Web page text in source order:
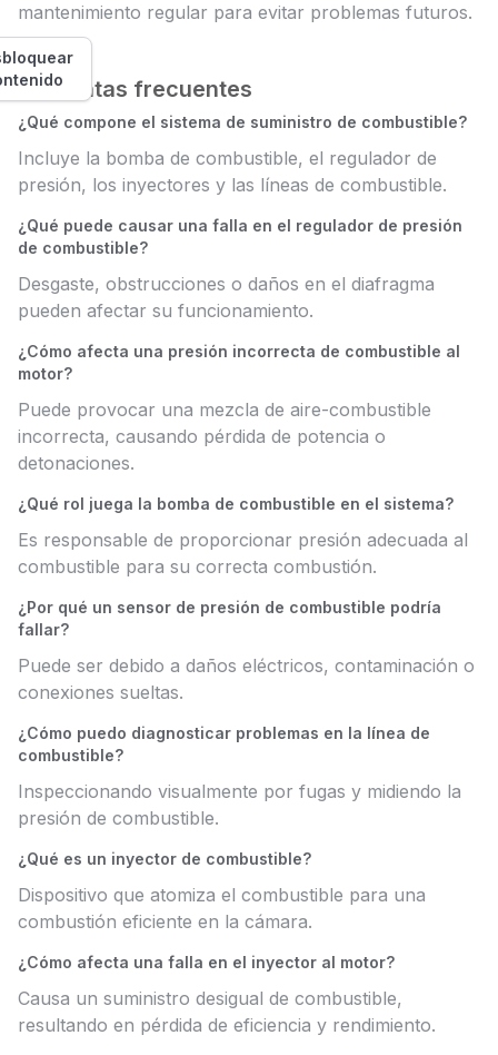
mantenimiento regular para evitar problemas futuros.
Preguntas frecuentes
¿Qué compone el sistema de suministro de combustible?
Incluye la bomba de combustible, el regulador de
presión, los inyectores y las líneas de combustible.
¿Qué puede causar una falla en el regulador de presión
de combustible?
Desgaste, obstrucciones o daños en el diafragma
pueden afectar su funcionamiento.
¿Cómo afecta una presión incorrecta de combustible al
motor?
Puede provocar una mezcla de aire-combustible
incorrecta, causando pérdida de potencia o
detonaciones.
¿Qué rol juega la bomba de combustible en el sistema?
Es responsable de proporcionar presión adecuada al
combustible para su correcta combustión.
¿Por qué un sensor de presión de combustible podría
fallar?
Puede ser debido a daños eléctricos, contaminación o
conexiones sueltas.
¿Cómo puedo diagnosticar problemas en la línea de
combustible?
Inspeccionando visualmente por fugas y midiendo la
presión de combustible.
¿Qué es un inyector de combustible?
Dispositivo que atomiza el combustible para una
combustión eficiente en la cámara.
¿Cómo afecta una falla en el inyector al motor?
Causa un suministro desigual de combustible,
resultando en pérdida de eficiencia y rendimiento.